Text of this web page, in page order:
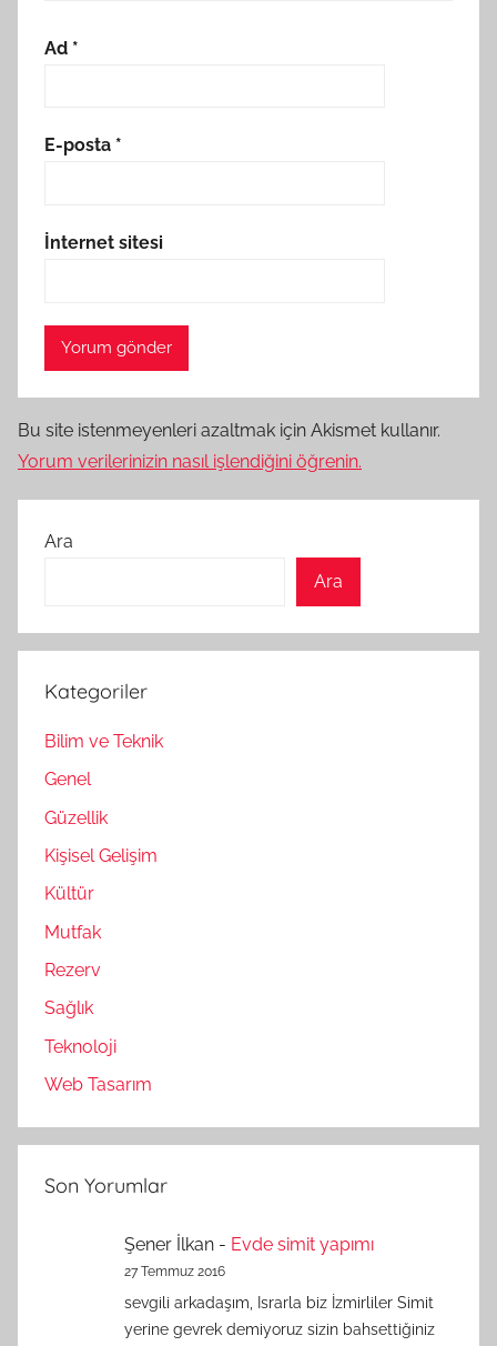
Ad *
E-posta *
İnternet sitesi
Bu site istenmeyenleri azaltmak için Akismet kullanır.
Yorum verilerinizin nasıl işlendiğini öğrenin.
Ara
Ara
Kategoriler
Bilim ve Teknik
Genel
Güzellik
Kişisel Gelişim
Kültür
Mutfak
Rezerv
Sağlık
Teknoloji
Web Tasarım
Son Yorumlar
Şener İlkan - Evde simit yapımı
27 Temmuz 2016
sevgili arkadaşım, Israrla biz İzmirliler Simit
yerine gevrek demiyoruz sizin bahsettiğiniz